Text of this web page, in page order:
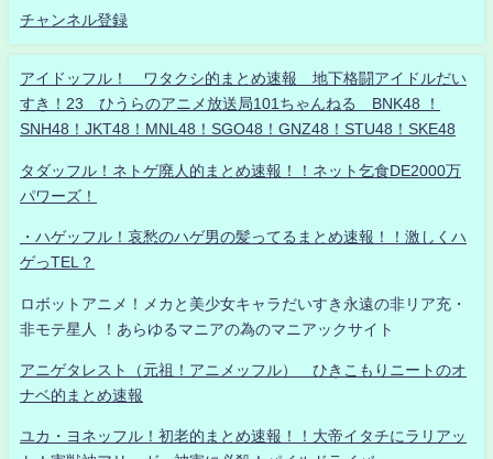
チャンネル登録
アイドッフル！ ワタクシ的まとめ速報 地下格闘アイドルだい
すき！23 ひうらのアニメ放送局101ちゃんねる BNK48 ！
SNH48！JKT48！MNL48！SGO48！GNZ48！STU48！SKE48
タダッフル！ネトゲ廃人的まとめ速報！！ネット乞食DE2000万
パワーズ！
・ハゲッフル！哀愁のハゲ男の髪ってるまとめ速報！！激しくハ
ゲっTEL？
ロボットアニメ！メカと美少女キャラだいすき永遠の非リア充・
非モテ星人 ！あらゆるマニアの為のマニアックサイト
アニゲタレスト（元祖！アニメッフル） ひきこもりニートのオ
ナベ的まとめ速報
ユカ・ヨネッフル！初老的まとめ速報！！大帝イタチにラリアッ